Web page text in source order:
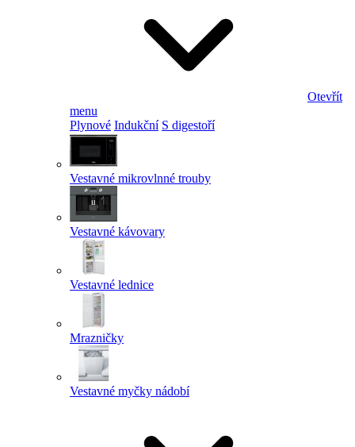
Otevřít
menu
Plynové Indukční S digestoří
Vestavné mikrovlnné trouby
Vestavné kávovary
Vestavné lednice
Mrazničky
Vestavné myčky nádobí